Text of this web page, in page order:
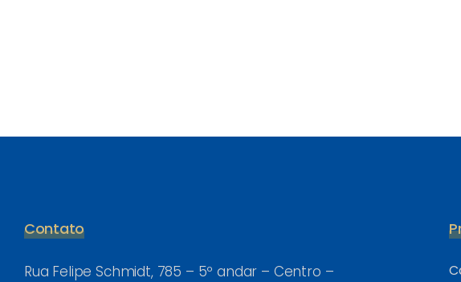
Contato
Rua Felipe Schmidt, 785 – 5º andar – Centro –